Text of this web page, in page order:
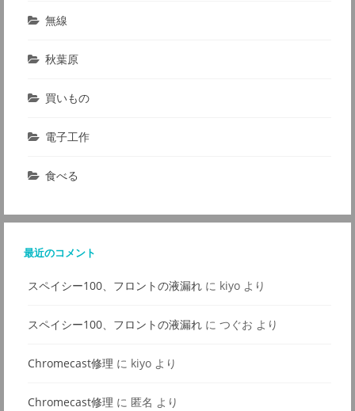
無線
秋葉原
買いもの
電子工作
食べる
最近のコメント
スペイシー100、フロントの液漏れ に kiyo より
スペイシー100、フロントの液漏れ に つぐお より
Chromecast修理 に kiyo より
Chromecast修理 に 匿名 より